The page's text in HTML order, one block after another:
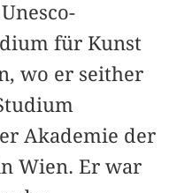
für Kunst
wo er seither
Akademie der
Wien. Er war